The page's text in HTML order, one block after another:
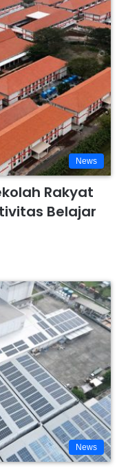
News
Rakyat
Belajar
News